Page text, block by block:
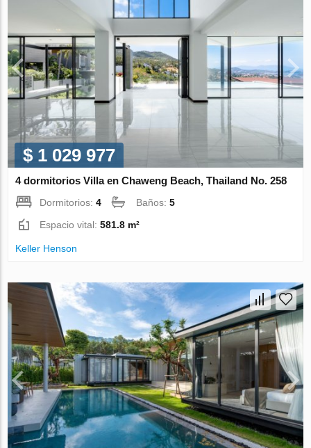
$ 1 029 977
4 dormitorios Villa en Chaweng Beach, Thailand No. 258
Dormitorios:4 Baños:5
Espacio vital:581.8 m²
Keller Henson